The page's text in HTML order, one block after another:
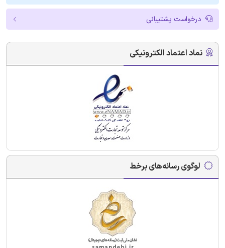
درخواست پشتیبانی
نماد اعتماد الکترونیکی
لوگوی رسانه‌های برخط